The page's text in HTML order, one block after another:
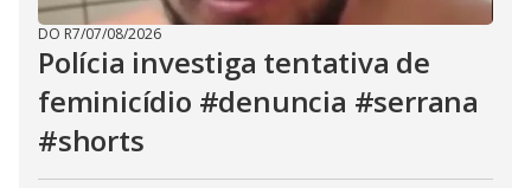
DO R7/07/08/2026
Polícia investiga tentativa de
feminicídio #denuncia #serrana
#shorts